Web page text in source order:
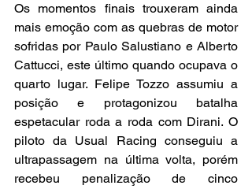
Os momentos finais trouxeram ainda
mais emoção com as quebras de motor
sofridas por Paulo Salustiano e Alberto
Cattucci, este último quando ocupava o
quarto lugar. Felipe Tozzo assumiu a
posição e protagonizou batalha
espetacular roda a roda com Dirani. O
piloto da Usual Racing conseguiu a
ultrapassagem na última volta, porém
recebeu penalização de cinco